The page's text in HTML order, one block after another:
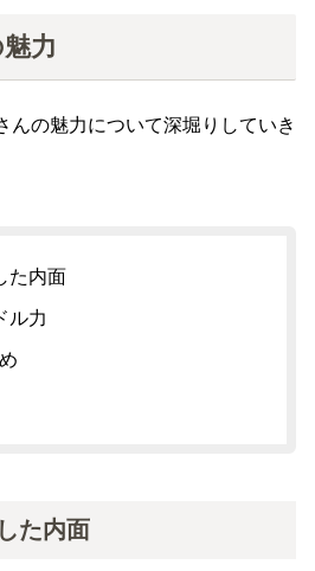
力
んの魅力について深堀りしていき
た内面
ル力
た内面